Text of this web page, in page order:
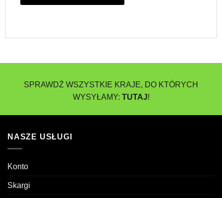
SPRAWDŹ WSZYSTKIE KRAJE, DO KTÓRYCH
WYSYŁAMY: TUTAJ!
NASZE USŁUGI
Konto
Skargi